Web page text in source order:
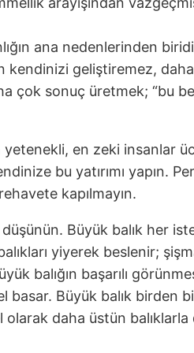
ana nedenlerinden
kendinizi geliştiremez,
çok sonuç üretmek; “bu
en zeki insanlar
bu yatırımı yapın.
kapılmayın.
Büyük balık her
yiyerek beslenir;
balığın başarılı
basar. Büyük balık birden
daha üstün